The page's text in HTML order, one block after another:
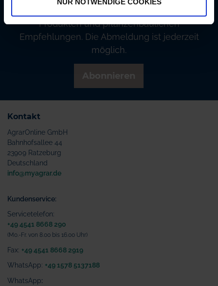
NUR NOTWENDIGE COOKIES
Produkten und pflanzenbaulichen
Empfehlungen. Die Abmeldung ist jederzeit
möglich.
Abonnieren
Kontakt
AgrarOnline GmbH
Bahnhofsallee 44
23909 Ratzeburg
Deutschland
info@myagrar.de
Kundenservice:
Servicetelefon:
+49 4541 8668 290
(Mo.-Fr. von 8.00 bis 16.00 Uhr)
Fax: +49 4541 8668 2919
WhatsApp: +49 1578 5137188
WhatsApp: